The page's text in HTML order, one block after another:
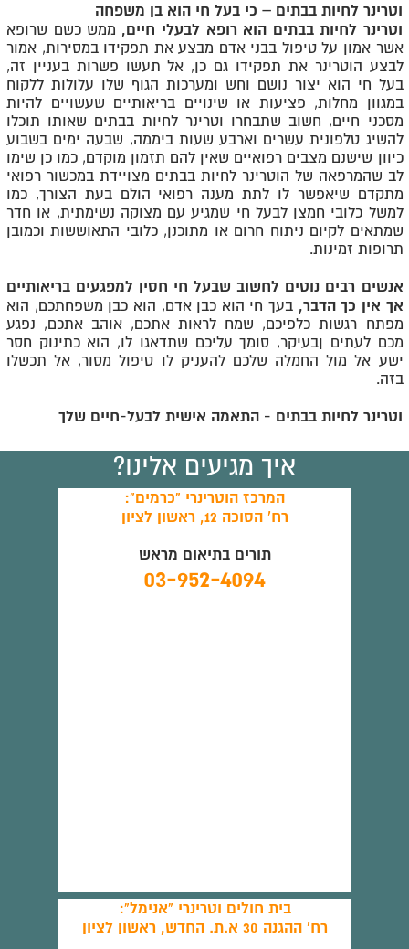
וטרינר לחיות בבתים – כי בעל חי הוא בן משפחה
וטרינר לחיות בבתים הוא רופא לבעלי חיים, ממש כשם שרופא
אשר אמון על טיפול בבני אדם מבצע את תפקידו במסירות, אמור
לבצע הוטרינר את תפקידו גם כן, אל תעשו פשרות בעניין זה,
בעל חי הוא יצור נושם וחש ומערכות הגוף שלו עלולות ללקוח
במגוון מחלות, פציעות או שינויים בריאותיים שעשויים להיות
מסכני חיים, חשוב שתבחרו וטרינר לחיות בבתים שאותו תוכלו
להשיג טלפונית עשרים וארבע שעות ביממה, שבעה ימים בשבוע
כיוון שישנם מצבים רפואיים שאין להם תזמון מוקדם, כמו כן שימו
לב שהמרפאה של הוטרינר לחיות בבתים מצויידת במכשור רפואי
מתקדם שיאפשר לו לתת מענה רפואי הולם בעת הצורך, כמו
למשל כלובי חמצן לבעל חי שמגיע עם מצוקה נשימתית, או חדר
שמתאים לקיום ניתוח חרום או מתוכנן, כלובי התאוששות וכמובן
תרופות זמינות.
אנשים רבים נוטים לחשוב שבעל חי חסין למפגעים בריאותיים
אך אין כך הדבר, בעך חי הוא כבן אדם, הוא כבן משפחתכם, הוא
מפתח רגשות כלפיכם, שמח לראות אתכם, אוהב אתכם, נפגע
מכם לעתים ןבעיקר, סומך עליכם שתדאגו לו, הוא כתינוק חסר
ישע אל מול החמלה שלכם להעניק לו טיפול מסור, אל תכשלו
בזה.
וטרינר לחיות בבתים - התאמה אישית לבעל-חיים שלך
איך מגיעים אלינו?
המרכז הוטרינרי "כרמים":
רח' הסוכה 12, ראשון לציון
תורים בתיאום מראש
03-952-4094
בית חולים וטרינרי "אנימל":
רח' ההגנה 30 א.ת. החדש, ראשון לציון